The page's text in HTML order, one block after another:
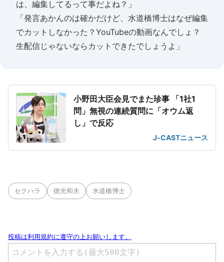
は、編集してるって事だよね？」
「発言あかんのは確かだけど、水道橋博士はなぜ編集
でカットしなかった？YouTubeの動画なんでしょ？
生配信じゃないならカットできたでしょうよ」
小野田大臣会見でまた珍事 「1社1
問」無視の連続質問に「オウム返
し」で反応
J-CASTニュース
セクハラ 徳光和夫 水道橋博士